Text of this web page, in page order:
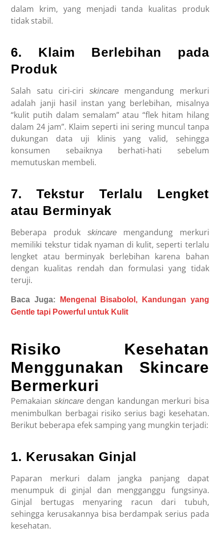
dalam krim, yang menjadi tanda kualitas produk
tidak stabil.
6. Klaim Berlebihan pada
Produk
Salah satu ciri-ciri skincare mengandung merkuri
adalah janji hasil instan yang berlebihan, misalnya
“kulit putih dalam semalam” atau “flek hitam hilang
dalam 24 jam”. Klaim seperti ini sering muncul tanpa
dukungan data uji klinis yang valid, sehingga
konsumen sebaiknya berhati-hati sebelum
memutuskan membeli.
7. Tekstur Terlalu Lengket
atau Berminyak
Beberapa produk skincaremengandung merkuri
memiliki tekstur tidak nyaman di kulit, seperti terlalu
lengket atau berminyak berlebihan karena bahan
dengan kualitas rendah dan formulasi yang tidak
teruji.
Baca Juga:
Mengenal Bisabolol, Kandungan yang
Gentle tapi Powerful untuk Kulit
Risiko Kesehatan
Menggunakan Skincare
Bermerkuri
Pemakaian skincaredengan kandungan merkuri bisa
menimbulkan berbagai risiko serius bagi kesehatan.
Berikut beberapa efek samping yang mungkin terjadi:
1. Kerusakan Ginjal
Paparan merkuri dalam jangka panjang dapat
menumpuk di ginjal dan mengganggu fungsinya.
Ginjal bertugas menyaring racun dari tubuh,
sehingga kerusakannya bisa berdampak serius pada
kesehatan.